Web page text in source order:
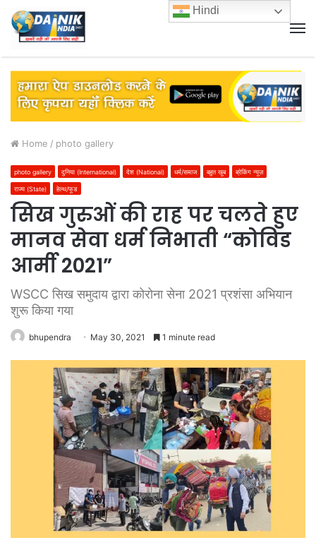
Home / photo gallery
photo gallery दुनिया (International) देश (National) धर्म/समाज बहुत खूब ब्रेकिंग न्यूज़
राज्य (State) हेल्थ/फूड
सिख गुरुओं की राह पर चलते हुए
मानव सेवा धर्म निभाती “कोविड
आर्मी 2021”
WSCC सिख समुदाय द्वारा कोरोना सेना 2021 प्रशंसा अभियान
शुरू किया गया
bhupendra May 30, 2021 1 minute read
Hindi